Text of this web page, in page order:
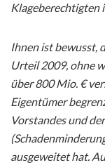
Klageberechtigten
Ihnen ist bewusst,
Urteil 2009, ohne
über 800 Mio. €
Eigentümer
Vorstandes und
ausgeweitet hat.